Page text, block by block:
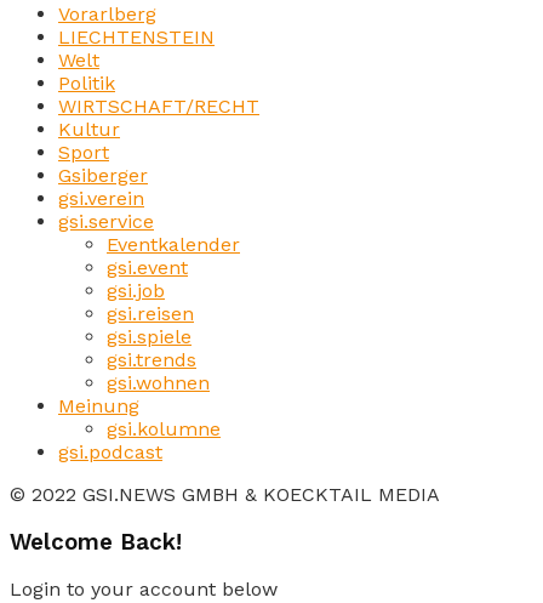
Vorarlberg
LIECHTENSTEIN
Welt
Politik
WIRTSCHAFT/RECHT
Kultur
Sport
Gsiberger
gsi.verein
gsi.service
Eventkalender
gsi.event
gsi.job
gsi.reisen
gsi.spiele
gsi.trends
gsi.wohnen
Meinung
gsi.kolumne
gsi.podcast
© 2022 GSI.NEWS GMBH & KOECKTAIL MEDIA
Welcome Back!
Login to your account below